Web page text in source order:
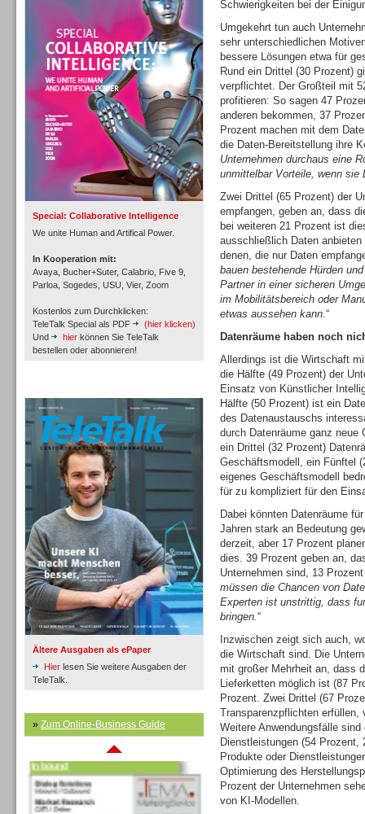
Special: Collaborative Intelligence
We unite Human and Artifical Power.
In Kooperation mit:
Avaya, Bucher+Suter, Calabrio, Five 9,
Parloa, Sogedes, USU, Vier, Zoom
Kostenlos zum Durchklicken:
TeleTalk Special als PDF
(hier klicken)
Und
hier können Sie TeleTalk
bestellen oder abonnieren!
Ältere Ausgaben als ePaper
Hier lesen Sie weitere Ausgaben der
TeleTalk.
» Zum Online-Business Guide
Personal
Inbound
Inbound
Inbound
Schwierigkeiten bei der
Umgekehrt tun auch
sehr unterschiedlichen
bessere Lösungen etwa für
Rund ein Drittel (30 Prozent)
verpflichtet. Der Großteil mit
profitieren: So sagen 47
anderen bekommen, 37
Prozent machen mit dem
die Daten-Bereitstellung ihre
Unternehmen durchaus eine
unmittelbar Vorteile, wenn sie
Zwei Drittel (65 Prozent) der
empfangen, geben an, dass
bei weiteren 21 Prozent ist
ausschließlich Daten
denen, die nur Daten
bauen bestehende Hürden
Partner in einer sicheren
im Mobilitätsbereich oder
etwas aussehen kann.“
Datenräume haben noch
Allerdings ist die Wirtschaft
die Hälfte (49 Prozent) der
Einsatz von Künstlicher
Hälfte (50 Prozent) ist ein
des Datenaustauschs
durch Datenräume ganz
ein Drittel (32 Prozent)
Geschäftsmodell, ein Fünftel
eigenes Geschäftsmodell
für zu kompliziert für den
Dabei könnten Datenräume
Jahren stark an Bedeutung
derzeit, aber 17 Prozent
dies. 39 Prozent geben an,
Unternehmen sind, 13
müssen die Chancen von
Experten ist unstrittig, dass
bringen.“
Inzwischen zeigt sich auch,
die Wirtschaft sind. Die
mit großer Mehrheit an, dass
Lieferketten möglich ist (87
Prozent. Zwei Drittel (67
Transparenzpflichten erfüllen,
Weitere Anwendungsfälle
Dienstleistungen (54
Produkte oder
Optimierung des
Prozent der Unternehmen
von KI-Modellen.